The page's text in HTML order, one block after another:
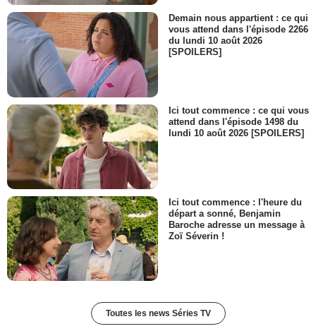
Demain nous appartient : ce qui
vous attend dans l'épisode 2266
du lundi 10 août 2026
[SPOILERS]
Ici tout commence : ce qui vous
attend dans l'épisode 1498 du
lundi 10 août 2026 [SPOILERS]
Ici tout commence : l'heure du
départ a sonné, Benjamin
Baroche adresse un message à
Zoï Séverin !
Toutes les news Séries TV